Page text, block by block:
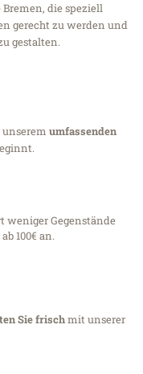
die speziell
gerecht zu werden und
gestalten.
umfassenden
weniger Gegenstände
100€ an.
Sie frischmit unserer